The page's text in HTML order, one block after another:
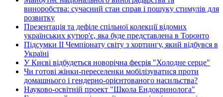
виноробства: сучасний стан справ і пошуку стимулів для
розвитку
Презентація та дефіле спільної колекції відомих
українських кутюр'є, яка буде представлена в Торонто
Підсумки ІІ Чемпіонату світу з хортингу, який відбувся в
Україні
У Києві відбудеться новорічна феєрія "Холодне серце"
Чи готові жінки-переселенки мобілізуватися проти
домашнього і гендерно-орієнтованого насильства?
Науково-освітній проект "Школа Ендокринолога"